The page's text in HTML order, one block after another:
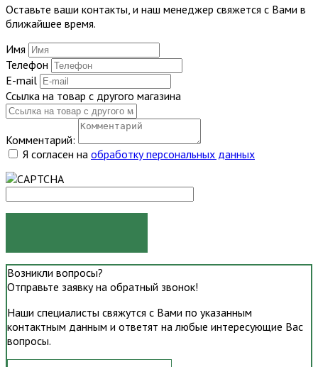
Оставьте ваши контакты, и наш менеджер свяжется с Вами в
ближайшее время.
Имя
Телефон
E-mail
Ссылка на товар с другого магазина
Комментарий:
Я согласен на обработку персональных данных
Возникли вопросы?
Отправьте заявку на обратный звонок!
Наши специалисты свяжутся с Вами по указанным
контактным данным и ответят на любые интересующие Вас
вопросы.